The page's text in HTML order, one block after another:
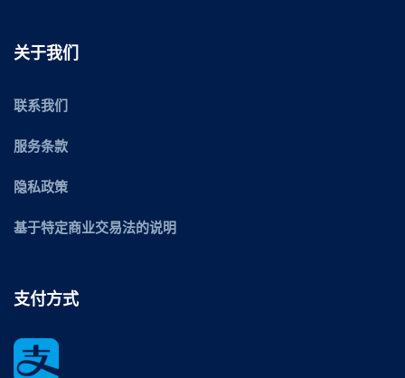
关于我们
联系我们
服务条款
隐私政策
基于特定商业交易法的说明
支付方式